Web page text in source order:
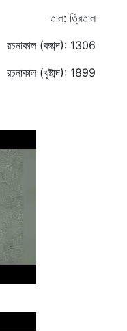
তাল: ত্রিতাল
রচনাকাল (বঙ্গাব্দ): 1306
রচনাকাল (খৃষ্টাব্দ): 1899